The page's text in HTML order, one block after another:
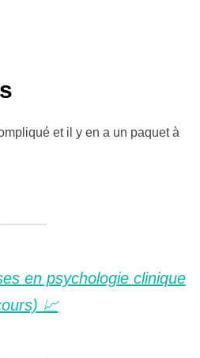
et il y en a un paquet à
en psychologie clinique
📈